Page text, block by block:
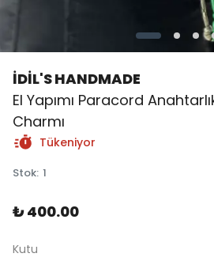
İDİL'S HANDMADE
El Yapımı Paracord
Charmı
Tükeniyor
Stok: 1
₺ 400.00
Kutu